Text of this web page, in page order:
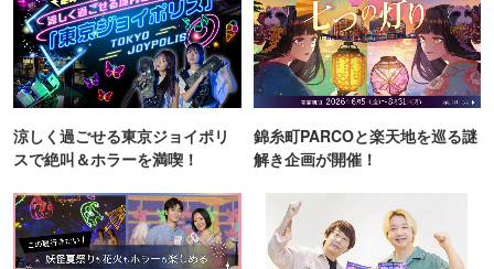
涼しく過ごせる東京ジョイポリ
スで絶叫＆ホラーを満喫！
錦糸町PARCOと楽天地を巡る謎
解き企画が開催！